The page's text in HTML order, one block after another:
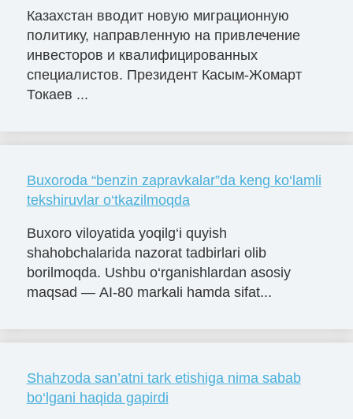
Казахстан вводит новую миграционную
политику, направленную на привлечение
инвесторов и квалифицированных
специалистов. Президент Касым-Жомарт
Токаев ...
Buxoroda “benzin zapravkalar”da keng ko‘lamli
tekshiruvlar o‘tkazilmoqda
Buxoro viloyatida yoqilg‘i quyish
shahobchalarida nazorat tadbirlari olib
borilmoqda. Ushbu o‘rganishlardan asosiy
maqsad — AI-80 markali hamda sifat...
Shahzoda san’atni tark etishiga nima sabab
bo‘lgani haqida gapirdi